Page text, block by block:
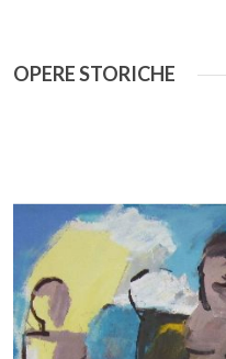
OPERE STORICHE